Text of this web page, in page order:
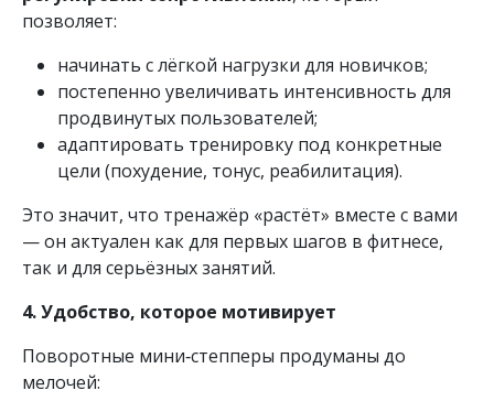
позволяет:
начинать с лёгкой нагрузки для новичков;
постепенно увеличивать интенсивность для
продвинутых пользователей;
адаптировать тренировку под конкретные
цели (похудение, тонус, реабилитация).
Это значит, что тренажёр «растёт» вместе с вами
— он актуален как для первых шагов в фитнесе,
так и для серьёзных занятий.
4. Удобство, которое мотивирует
Поворотные мини‑степперы продуманы до
мелочей: